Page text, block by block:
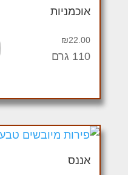
אוכמניות
₪22.00
110 גרם
אננס